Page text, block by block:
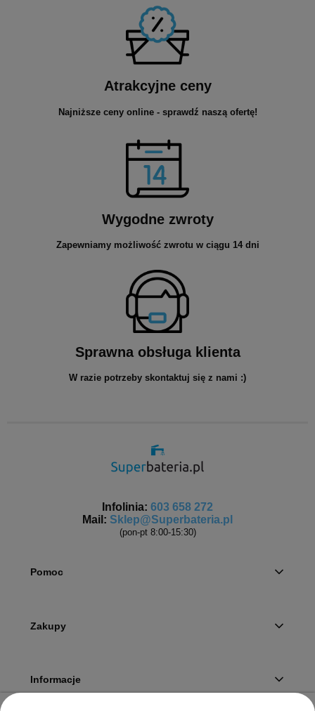
Atrakcyjne ceny
Najniższe ceny online - sprawdź naszą ofertę!
Wygodne zwroty
Zapewniamy możliwość zwrotu w ciągu 14 dni
Sprawna obsługa klienta
W razie potrzeby skontaktuj się z nami :)
Infolinia: 603 658 272
Mail: Sklep@Superbateria.pl
(pon-pt 8:00-15:30)
Pomoc
Zakupy
Informacje